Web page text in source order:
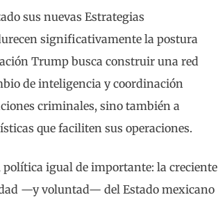
sus nuevas Estrategias
significativamente la postura
Trump busca construir una red
de inteligencia y coordinación
criminales, sino también a
que faciliten sus operaciones.
política igual de importante: la creciente
—y voluntad— del Estado mexicano